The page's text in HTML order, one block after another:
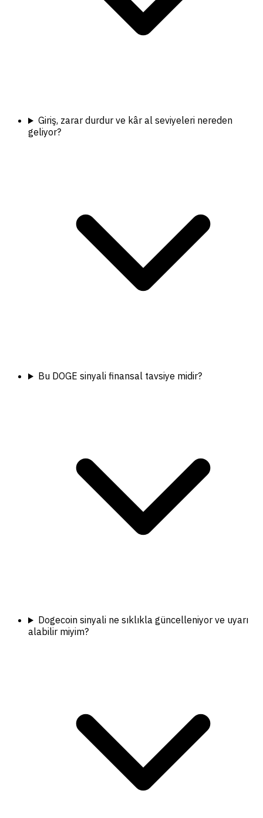
Giriş, zarar durdur ve kâr al seviyeleri nereden
geliyor?
Bu DOGE sinyali finansal tavsiye midir?
Dogecoin sinyali ne sıklıkla güncelleniyor ve uyarı
alabilir miyim?